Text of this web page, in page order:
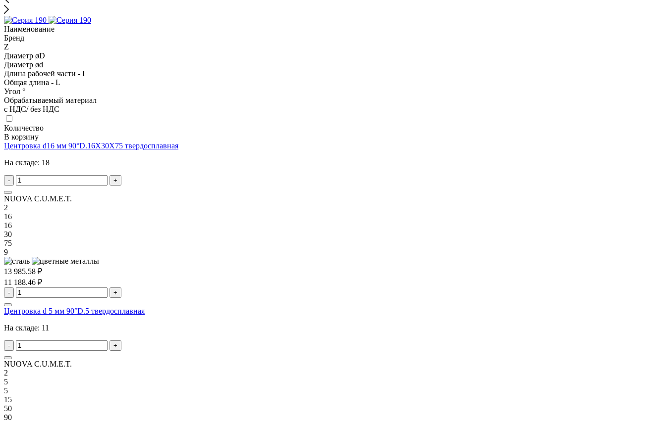
Наименование
Бренд
Z
Диаметр øD
Диаметр ød
Длина рабочей части - I
Общая длина - L
Угол °
Обрабатываемый материал
с НДС/ без НДС
Количество
В корзину
Центровка d16 мм 90°D.16X30X75 твердосплавная
На складе: 18
- +
NUOVA C.U.M.E.T.
2
16
16
30
75
9
13 985.58 ₽
11 188.46 ₽
- +
Центровка d 5 мм 90°D.5 твердосплавная
На складе: 11
- +
NUOVA C.U.M.E.T.
2
5
5
15
50
90